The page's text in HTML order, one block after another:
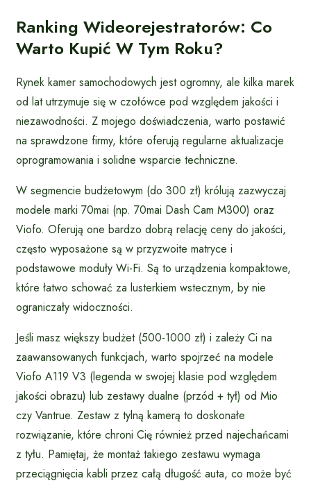
Ranking Wideorejestratorów: Co
Warto Kupić W Tym Roku?
Rynek kamer samochodowych jest ogromny, ale kilka marek
od lat utrzymuje się w czołówce pod względem jakości i
niezawodności. Z mojego doświadczenia, warto postawić
na sprawdzone firmy, które oferują regularne aktualizacje
oprogramowania i solidne wsparcie techniczne.
W segmencie budżetowym (do 300 zł) królują zazwyczaj
modele marki 70mai (np. 70mai Dash Cam M300) oraz
Viofo. Oferują one bardzo dobrą relację ceny do jakości,
często wyposażone są w przyzwoite matryce i
podstawowe moduły Wi-Fi. Są to urządzenia kompaktowe,
które łatwo schować za lusterkiem wstecznym, by nie
ograniczały widoczności.
Jeśli masz większy budżet (500-1000 zł) i zależy Ci na
zaawansowanych funkcjach, warto spojrzeć na modele
Viofo A119 V3 (legenda w swojej klasie pod względem
jakości obrazu) lub zestawy dualne (przód + tył) od Mio
czy Vantrue. Zestaw z tylną kamerą to doskonałe
rozwiązanie, które chroni Cię również przed najechańcami
z tyłu. Pamiętaj, że montaż takiego zestawu wymaga
przeciągnięcia kabli przez całą długość auta, co może być